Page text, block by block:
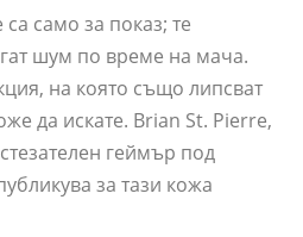
само за показ; те
шум по време на мача.
на която също липсват
да искате. Brian St. Pierre,
геймър под
за тази кожа